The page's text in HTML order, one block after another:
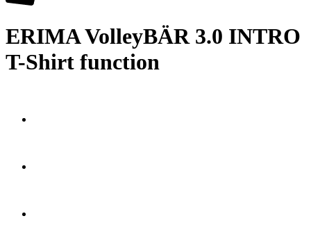
ERIMA VolleyBÄR 3.0 INTRO
T-Shirt function